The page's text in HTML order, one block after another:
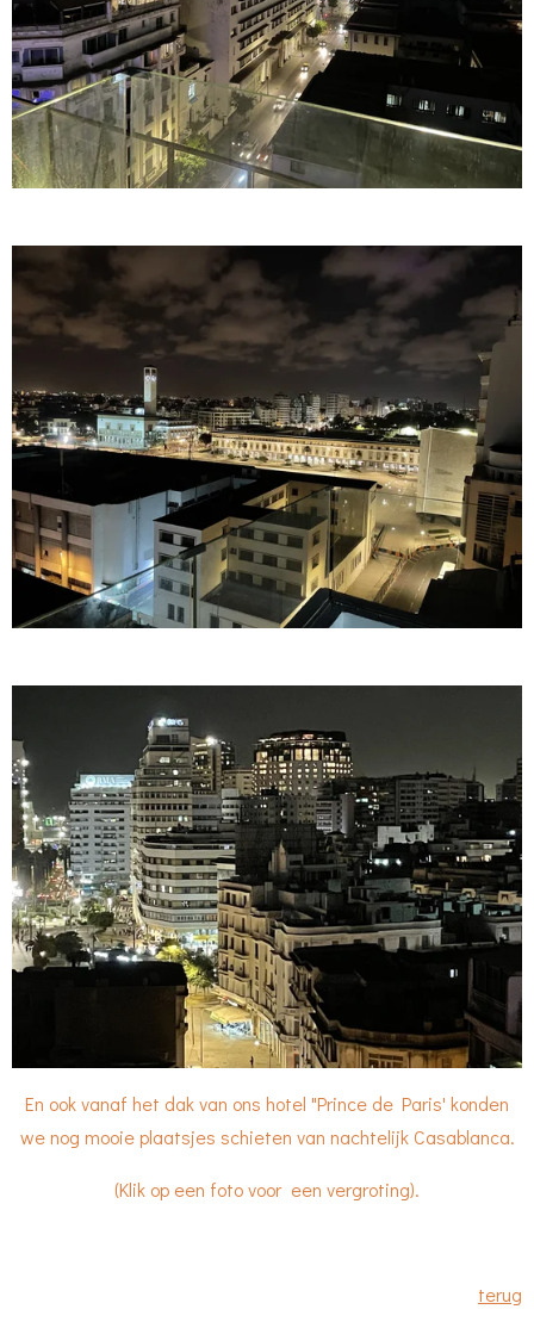
En ook vanaf het dak van ons hotel "Prince de Paris' konden
we nog mooie plaatsjes schieten van nachtelijk Casablanca.
(Klik op een foto voor een vergroting).
terug